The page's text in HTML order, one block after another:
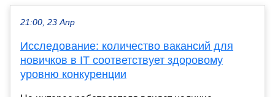
21:00, 23 Апр
Исследование: количество вакансий для
новичков в IT соответствует здоровому
уровню конкуренции